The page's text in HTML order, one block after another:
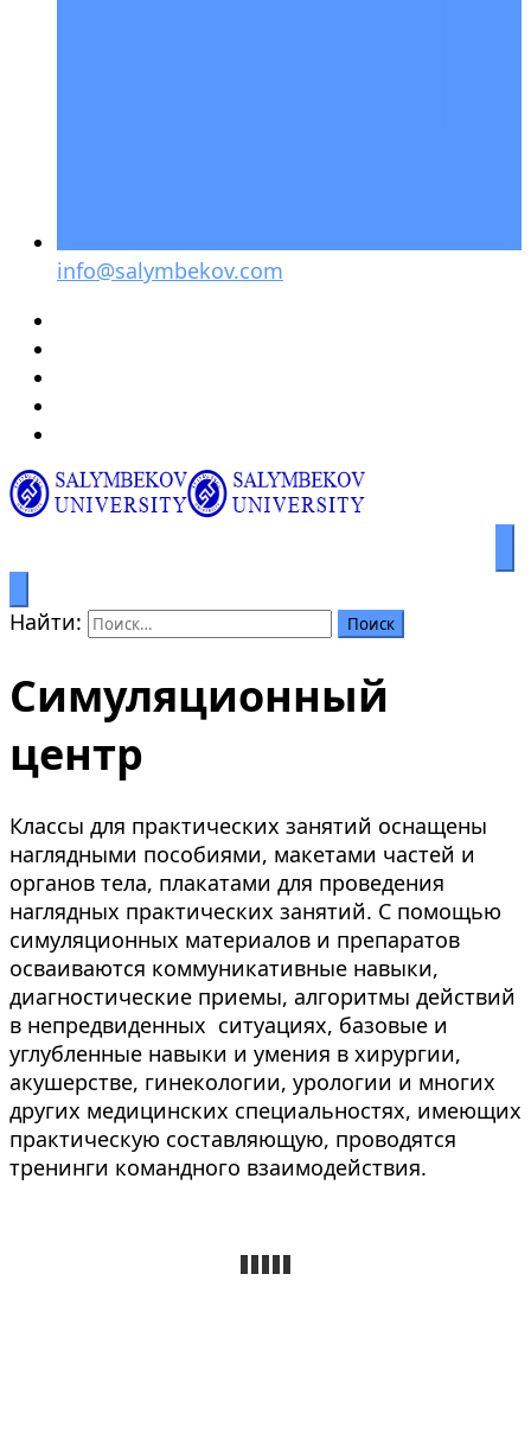
info@salymbekov.com
Найти:
Симуляционный
центр
Классы для практических занятий оснащены
наглядными пособиями, макетами частей и
органов тела, плакатами для проведения
наглядных практических занятий. С помощью
симуляционных материалов и препаратов
осваиваются коммуникативные навыки,
диагностические приемы, алгоритмы действий
в непредвиденных ситуациях, базовые и
углубленные навыки и умения в хирургии,
акушерстве, гинекологии, урологии и многих
других медицинских специальностях, имеющих
практическую составляющую, проводятся
тренинги командного взаимодействия.